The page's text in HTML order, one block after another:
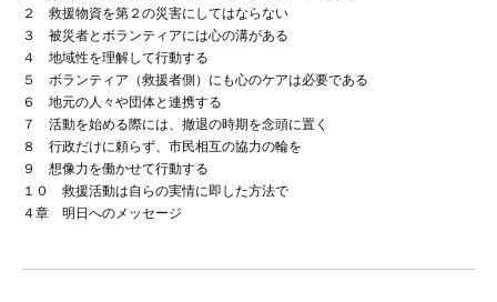
２ 救援物資を第２の災害にしてはならない
３ 被災者とボランティアには心の溝がある
４ 地域性を理解して行動する
５ ボランティア（救援者側）にも心のケアは必要である
６ 地元の人々や団体と連携する
７ 活動を始める際には、撤退の時期を念頭に置く
８ 行政だけに頼らず、市民相互の協力の輪を
９ 想像力を働かせて行動する
１０ 救援活動は自らの実情に即した方法で
４章 明日へのメッセージ